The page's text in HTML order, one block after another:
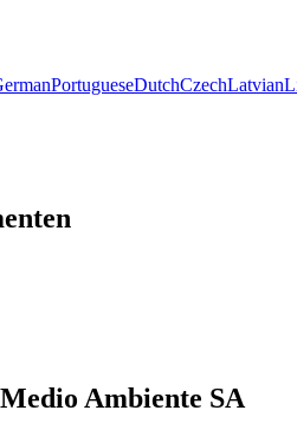
PortugueseDutchCzechLatvian
Ambiente SA